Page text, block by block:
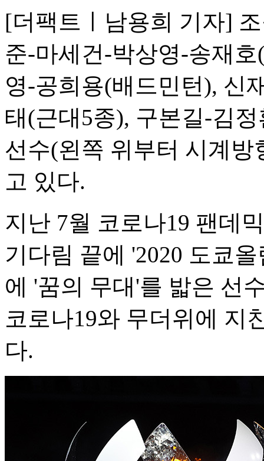
[더팩트ㅣ남용희 기자]
준-마세건-박상영-송재
영-공희용(배드민턴), 신
태(근대5종), 구본길-김
선수(왼쪽 위부터 시계
고 있다.
지난 7월 코로나19 팬데
기다림 끝에 '2020 도쿄
에 '꿈의 무대'를 밟은 선
코로나19와 무더위에 지
다.